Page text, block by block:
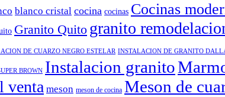
blanco cristal cocina cocinas Cocinas
Granito Quito granito
DE CUARZO NEGRO ESTELAR INSTALACION DE GRANITO
BROWN Instalacion granito
venta meson meson de cocina Meson de